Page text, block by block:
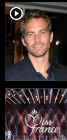
player2